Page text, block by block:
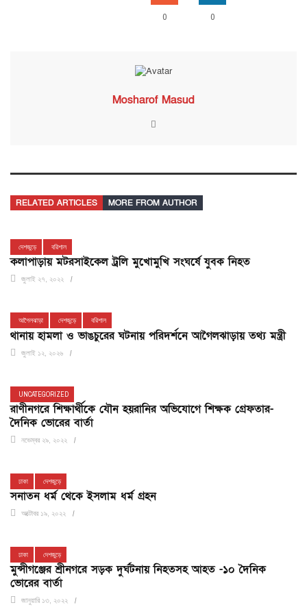
0 0
Mosharof Masud
RELATED ARTICLES MORE FROM AUTHOR
দেশজুড়ে বরিশাল
কলাপাড়ায় মটরসাইকেল ট্রলি মুখোমুখি সংঘর্ষে যুবক নিহত
জুলাই ২৭, ২০২২
আগৈলঝাড়া দেশজুড়ে বরিশাল
থানায় হামলা ও ভাঙচুরের ঘটনায় পরিদর্শনে আগৈলঝাড়ায় তথ্য মন্ত্রী
জুলাই ১২, ২০২৬
UNCATEGORIZED
রাণীনগরে শিক্ষার্থীকে যৌন হয়রানির অভিযোগে শিক্ষক গ্রেফতার-
দৈনিক ভোরের বার্তা
নভেম্বর ২৯, ২০২২
ঢাকা দেশজুড়ে
সনাতন ধর্ম থেকে ইসলাম ধর্ম গ্রহন
অক্টোবর ১৯, ২০২২
ঢাকা দেশজুড়ে
মুন্সীগঞ্জের শ্রীনগরে সড়ক দুর্ঘটনায় নিহতসহ আহত -১০ দৈনিক
ভোরের বার্তা
জানুয়ারি ১৩, ২০২২